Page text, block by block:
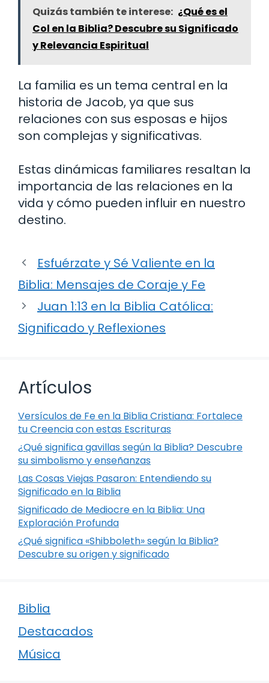
Quizás también te interese: ¿Qué es el
Col en la Biblia? Descubre su Significado
y Relevancia Espiritual
La familia es un tema central en la
historia de Jacob, ya que sus
relaciones con sus esposas e hijos
son complejas y significativas.
Estas dinámicas familiares resaltan la
importancia de las relaciones en la
vida y cómo pueden influir en nuestro
destino.
Esfuérzate y Sé Valiente en la
Biblia: Mensajes de Coraje y Fe
Juan 1:13 en la Biblia Católica:
Significado y Reflexiones
Artículos
Versículos de Fe en la Biblia Cristiana: Fortalece
tu Creencia con estas Escrituras
¿Qué significa gavillas según la Biblia? Descubre
su simbolismo y enseñanzas
Las Cosas Viejas Pasaron: Entendiendo su
Significado en la Biblia
Significado de Mediocre en la Biblia: Una
Exploración Profunda
¿Qué significa «Shibboleth» según la Biblia?
Descubre su origen y significado
Biblia
Destacados
Música